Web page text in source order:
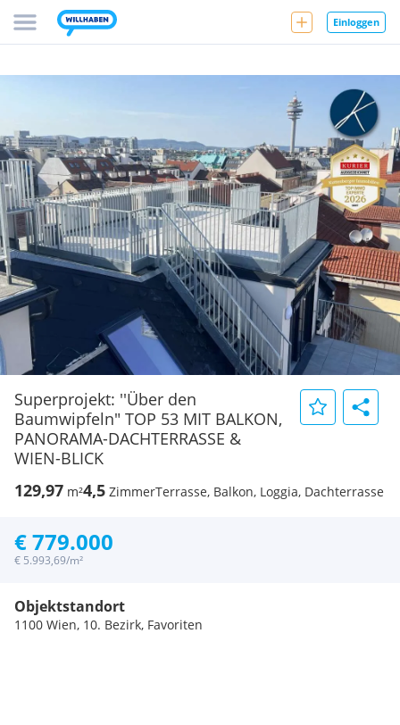
Einloggen
Superprojekt: ''Über den
Baumwipfeln" TOP 53 MIT BALKON,
PANORAMA-DACHTERRASSE &
WIEN-BLICK
129,97 m²4,5 ZimmerTerrasse, Balkon, Loggia, Dachterrasse
€ 779.000
€ 5.993,69/m²
Objektstandort
1100 Wien, 10. Bezirk, Favoriten